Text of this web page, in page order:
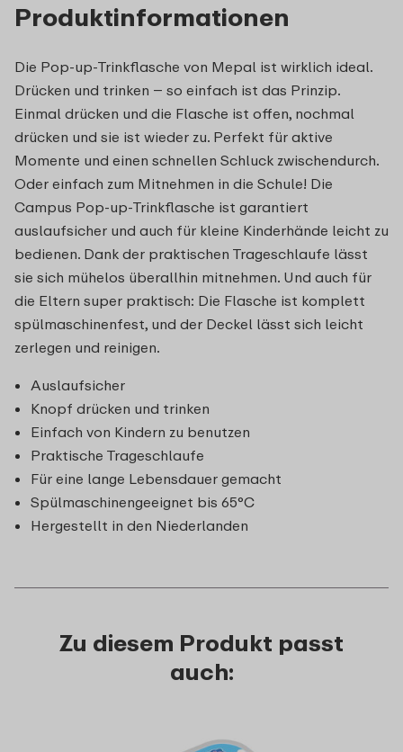
Produktinformationen
Die Pop-up-Trinkflasche von Mepal ist wirklich ideal.
Drücken und trinken – so einfach ist das Prinzip.
Einmal drücken und die Flasche ist offen, nochmal
drücken und sie ist wieder zu. Perfekt für aktive
Momente und einen schnellen Schluck zwischendurch.
Oder einfach zum Mitnehmen in die Schule! Die
Campus Pop-up-Trinkflasche ist garantiert
auslaufsicher und auch für kleine Kinderhände leicht zu
bedienen. Dank der praktischen Trageschlaufe lässt
sie sich mühelos überallhin mitnehmen. Und auch für
die Eltern super praktisch: Die Flasche ist komplett
spülmaschinenfest, und der Deckel lässt sich leicht
zerlegen und reinigen.
Auslaufsicher
Knopf drücken und trinken
Einfach von Kindern zu benutzen
Praktische Trageschlaufe
Für eine lange Lebensdauer gemacht
Spülmaschinengeeignet bis 65°C
Hergestellt in den Niederlanden
Zu diesem Produkt passt
auch: